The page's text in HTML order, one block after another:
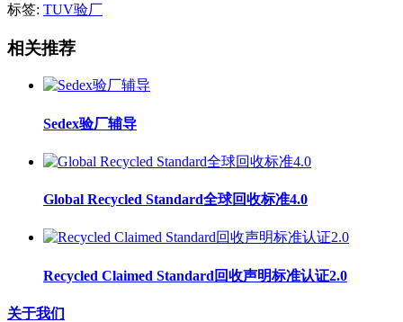
标签: TUV验厂
相关推荐
Sedex验厂辅导
Global Recycled Standard全球回收标准4.0
Recycled Claimed Standard回收声明标准认证2.0
关于我们